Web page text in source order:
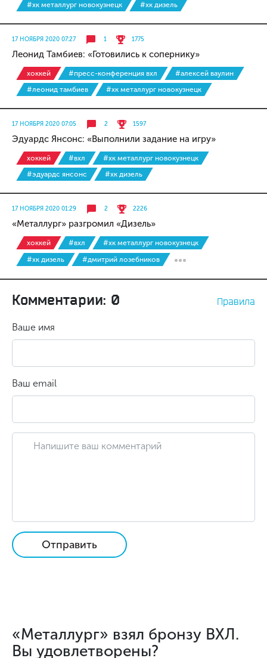
#хк металлург новокузнецк
#хк дизель
17 НОЯБРЯ 2020 07:27 1 1775
Леонид Тамбиев: «Готовились к сопернику»
хоккей #пресс-конференция вхл
#алексей ваулин
#леонид тамбиев
#хк металлург новокузнецк
17 НОЯБРЯ 2020 07:05 2 1597
Эдуардс Янсонс: «Выполнили задание на игру»
хоккей #вхл
#хк металлург новокузнецк
#эдуардс янсонс
#хк дизель
17 НОЯБРЯ 2020 01:29 2 2226
«Металлург» разгромил «Дизель»
хоккей #вхл
#хк металлург новокузнецк
#хк дизель
#дмитрий лозебников
Комментарии: 0 Правила
Ваше имя
Ваш email
Отправить
«Металлург» взял бронзу ВХЛ.
Вы удовлетворены?